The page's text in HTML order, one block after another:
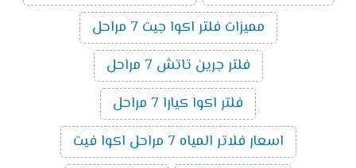
مميزات فلتر اكوا جيت 7 مراحل
فلتر جرين تاتش 7 مراحل
فلتر اكوا كيارا 7 مراحل
اسعار فلاتر المياه 7 مراحل اكوا فيت